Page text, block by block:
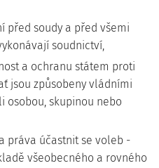
před soudy a před všemi
soudnictví,
a ochranu státem proti
jsou způsobeny vládními
osobou, skupinou nebo
práva účastnit se voleb -
všeobecného a rovného